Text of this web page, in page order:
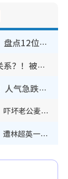
《爱·回家》隐形富豪卧虎藏龙！盘点12位财气逼人的有钱艺人：这位美女3亿身家不愁做
叶泓文拍拖一周年亲口否认情侣关系？！被质疑感情造假竟称GM“普通同事”
30岁男艺人低调宣布已秘密离巢！人气急跌变失踪人口：“这几年过得并不容易”
简淑儿染金发剪短头发气质判若两人！吓坏老公麦大力都认不出：“你做什么？”
TVB新闻主播陈嘉欣镜头前罕见失守！遭林超英一句话突袭吓坏当场大笑